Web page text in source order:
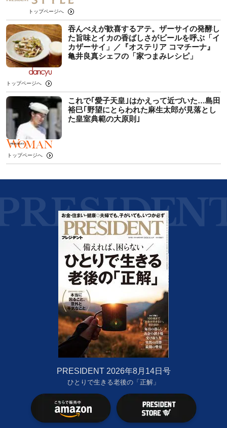
トップページへ
吞んべえが歓喜するアテ。ザーサイの発酵し
た旨味とイカの香ばしさがビールを呼ぶ「イ
カザーサイ」／『オステリア コマチーナ』
⻲井良真シェフの「家つまみレシピ」
トップページへ
これで｢愛子天皇｣はかえって近づいた…島田
裕巳｢野望にとらわれた麻生太郎が見落とし
た皇室典範の大原則｣
トップページへ
PRESIDENT 2026年8月14日号
ひとりで生きる老後の「正解」